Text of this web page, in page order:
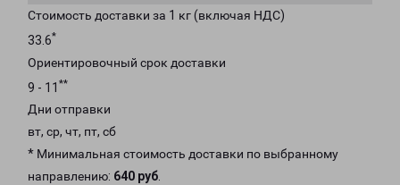
Стоимость доставки за 1 кг (включая НДС)
33.6*
Ориентировочный срок доставки
9 - 11 **
Дни отправки
вт, ср, чт, пт, сб
* Минимальная стоимость доставки по выбранному
направлению: 640 руб.